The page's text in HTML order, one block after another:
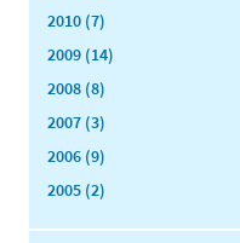
2010 (7)
2009 (14)
2008 (8)
2007 (3)
2006 (9)
2005 (2)